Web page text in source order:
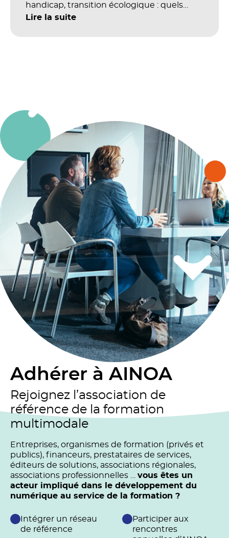
handicap, transition écologique : quels
impacts concrets pour les référentiels dans
Lire la suite
Adhérer à AINOA
Rejoignez l’association de
référence de la formation
multimodale
Entreprises, organismes de formation (privés et
publics), financeurs, prestataires de services,
éditeurs de solutions, associations régionales,
associations professionnelles … vous êtes un
acteur impliqué dans le développement du
numérique au service de la formation ?
Intégrer un réseau
de référence
Participer aux
rencontres